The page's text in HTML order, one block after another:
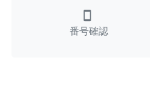
smartphone
番号確認